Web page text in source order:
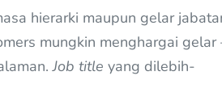
hierarki maupun gelar
mungkin menghargai
Job title yang dilebih-